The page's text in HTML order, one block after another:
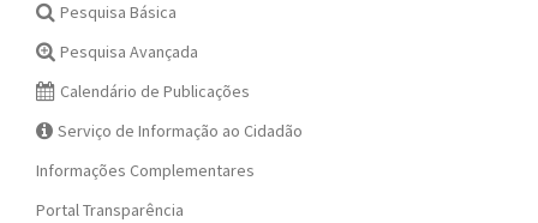
Pesquisa Básica
Pesquisa Avançada
Calendário de Publicações
Serviço de Informação ao Cidadão
Informações Complementares
Portal Transparência